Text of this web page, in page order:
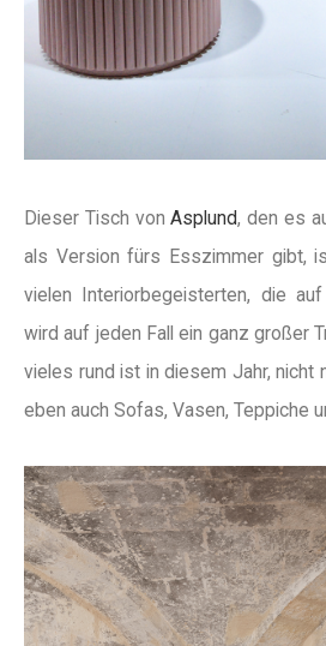
Dieser Tisch vonAsplund, den es
als Version fürs Esszimmer gibt,
vielen Interiorbegeisterten, die
wird auf jeden Fall ein ganz großer
vieles rund ist in diesem Jahr, nicht
eben auch Sofas, Vasen, Teppiche